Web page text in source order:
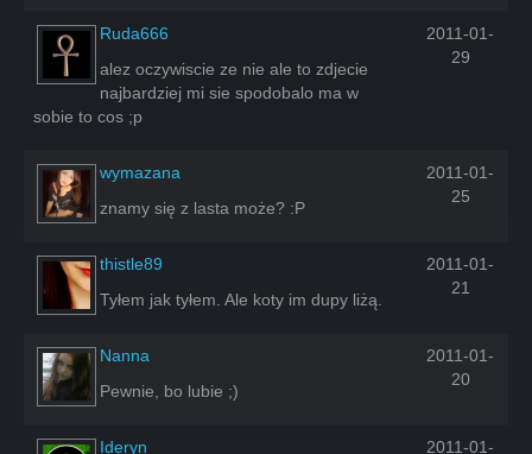
Ruda666
alez oczywiscie ze nie ale to zdjecie
najbardziej mi sie spodobalo ma w
sobie to cos ;p
2011-01-
29
wymazana
znamy się z lasta może? :P
2011-01-
25
thistle89
Tyłem jak tyłem. Ale koty im dupy liżą.
2011-01-
21
Nanna
Pewnie, bo lubie ;)
2011-01-
20
Ideryn
2011-01-